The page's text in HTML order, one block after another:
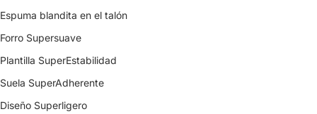
Espuma blandita en el talón
Forro Supersuave
Plantilla SuperEstabilidad
Suela SuperAdherente
Diseño Superligero